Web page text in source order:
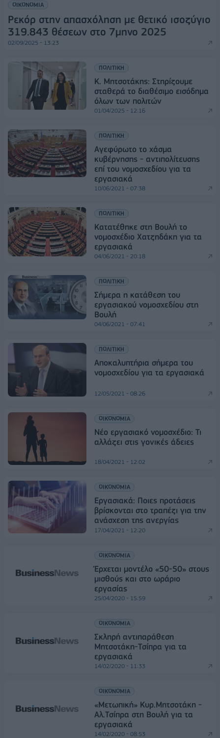
ΟΙΚΟΝΟΜΙΑ
Ρεκόρ στην απασχόληση με θετικό ισοζύγιο
319.843 θέσεων στο 7μηνο 2025
02/09/2025 - 13:23
ΠΟΛΙΤΙΚΗ
Κ. Μητσοτάκης: Στηρίζουμε
σταθερά το διαθέσιμο εισόδημα
όλων των πολιτών
01/04/2025 - 12:16
ΠΟΛΙΤΙΚΗ
Αγεφύρωτο το χάσμα
κυβέρνησης - αντιπολίτευσης
επί του νομοσχεδίου για τα
εργασιακά
10/06/2021 - 07:38
ΠΟΛΙΤΙΚΗ
Κατατέθηκε στη Βουλή το
νομοσχέδιο Χατζηδάκη για τα
εργασιακά
04/06/2021 - 20:18
ΠΟΛΙΤΙΚΗ
Σήμερα η κατάθεση του
εργασιακού νομοσχεδίου στη
Βουλή
04/06/2021 - 07:41
ΠΟΛΙΤΙΚΗ
Αποκαλυπτήρια σήμερα του
νομοσχεδίου για τα εργασιακά
12/05/2021 - 08:26
ΟΙΚΟΝΟΜΙΑ
Νέο εργασιακό νομοσχέδιο: Τι
αλλάζει στις γονικές άδειες
18/04/2021 - 12:02
ΟΙΚΟΝΟΜΙΑ
Εργασιακά: Ποιες προτάσεις
βρίσκονται στο τραπέζι για την
ανάσχεση της ανεργίας
17/04/2021 - 12:20
ΟΙΚΟΝΟΜΙΑ
Έρχεται μοντέλο «50-50» στους
μισθούς και στο ωράριο
εργασίας
25/04/2020 - 15:59
ΟΙΚΟΝΟΜΙΑ
Σκληρή αντιπαράθεση
Μητσοτάκη-Τσίπρα για τα
εργασιακά
14/02/2020 - 11:33
ΟΙΚΟΝΟΜΙΑ
«Μετωπική» Κυρ.Μητσοτάκη -
Αλ.Τσίπρα στη Βουλή για τα
εργασιακά
14/02/2020 - 08:53